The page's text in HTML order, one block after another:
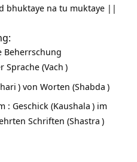
bhuktaye na tu muktaye ||
Beherrschung
Sprache (Vach )
) von Worten (Shabda )
: Geschick (Kaushala ) im
Schriften (Shastra )